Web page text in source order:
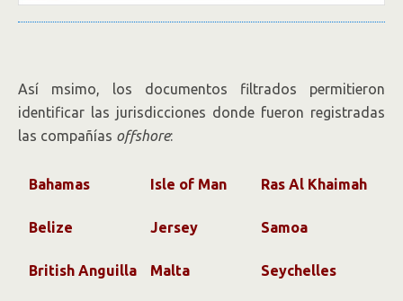
Así msimo, los documentos filtrados permitieron
identificar las jurisdicciones donde fueron registradas
las compañías offshore:
Bahamas Isle of Man Ras Al Khaimah
Belize Jersey Samoa
British Anguilla Malta Seychelles